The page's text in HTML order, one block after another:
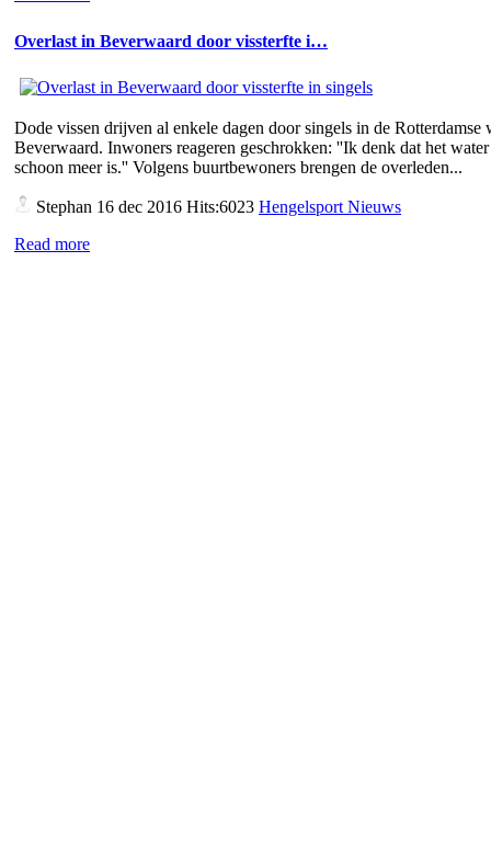
Overlast in Beverwaard door vissterfte i…
Dode vissen drijven al enkele dagen door singels in de Rotterdamse
Beverwaard. Inwoners reageren geschrokken: ''Ik denk dat het
schoon meer is.'' Volgens buurtbewoners brengen de overleden...
Stephan 16 dec 2016 Hits:6023 Hengelsport Nieuws
Read more